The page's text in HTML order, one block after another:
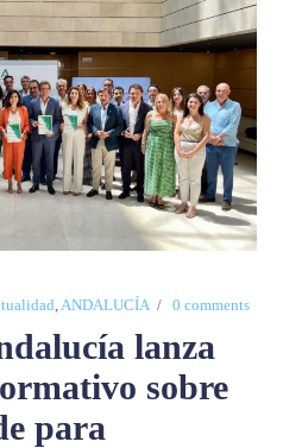
ANDALUCÍA 0 comments
lanza
sobre
para